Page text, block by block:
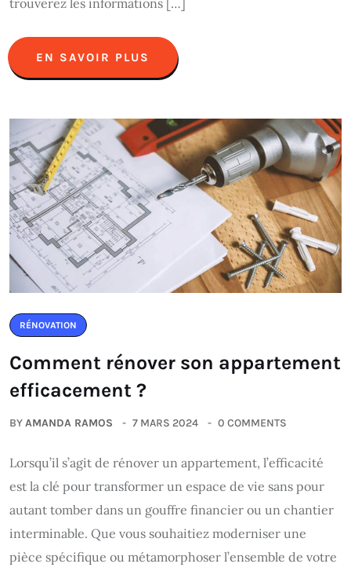
trouverez les informations […]
EN SAVOIR PLUS
RÉNOVATION
Comment rénover son appartement
efficacement ?
BYAMANDA RAMOS 7 MARS 2024 0 COMMENTS
Lorsqu’il s’agit de rénover un appartement, l’efficacité
est la clé pour transformer un espace de vie sans pour
autant tomber dans un gouffre financier ou un chantier
interminable. Que vous souhaitiez moderniser une
pièce spécifique ou métamorphoser l’ensemble de votre